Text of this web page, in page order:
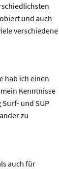
und auch
verschiedene
hab ich einen
Kenntnisse
und SUP
zu
auch für